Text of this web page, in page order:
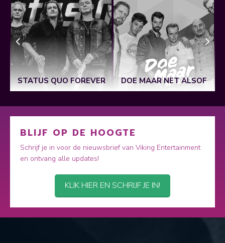
STATUS QUO FOREVER DOE MAAR NET ALSOF
BLIJF OP DE HOOGTE
Schrijf je in voor de nieuwsbrief van Viking Entertainment
en ontvang alle updates!
KLIK HIER EN SCHRIJF JE IN!